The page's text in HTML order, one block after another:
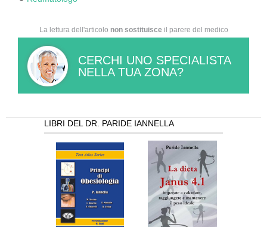
La lettura dell'articolo non sostituisce il parere del medico
CERCHI UNO SPECIALISTA
NELLA TUA ZONA?
LIBRI DEL DR. PARIDE IANNELLA